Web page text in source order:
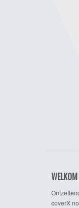
WELKOM
coverX